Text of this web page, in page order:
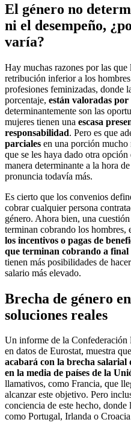
El género no
ni el desempeño,
varía?
Hay muchas razones por las
retribución inferior a los
profesiones feminizadas, donde
porcentaje, están valoradas por
determinantemente son las
mujeres tienen una escasa
responsabilidad. Pero es que
parciales en una porción mucho
que se les haya dado otra
manera determinante a la hora
pronuncia todavía más.
Es cierto que los convenios
cobrar cualquier persona
género. Ahora bien, una
terminan cobrando los hombres,
los incentivos o pagas de
que terminan cobrando a final
tienen más posibilidades de hacer
salario más elevado.
Brecha de género
soluciones reales
Un informe de la Confederación
en datos de Eurostat, muestra
acabará con la brecha salarial
en la media de países de la
llamativos, como Francia, que
alcanzar este objetivo. Pero
conciencia de este hecho,
como Portugal, Irlanda o